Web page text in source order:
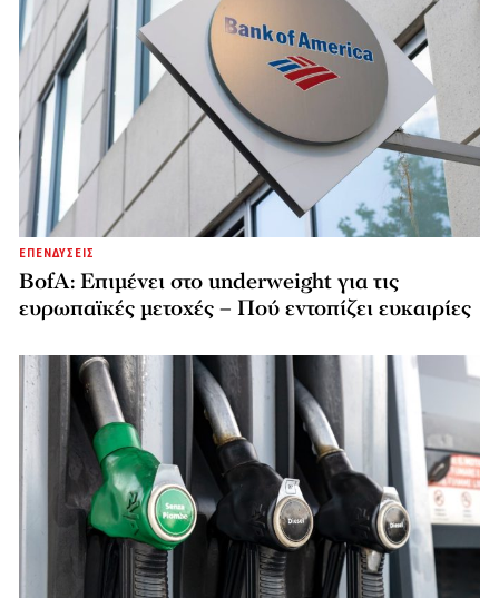
ΕΠΕΝΔΥΣΕΙΣ
BofA: Επιμένει στο underweight για τις
ευρωπαϊκές μετοχές – Πού εντοπίζει ευκαιρίες